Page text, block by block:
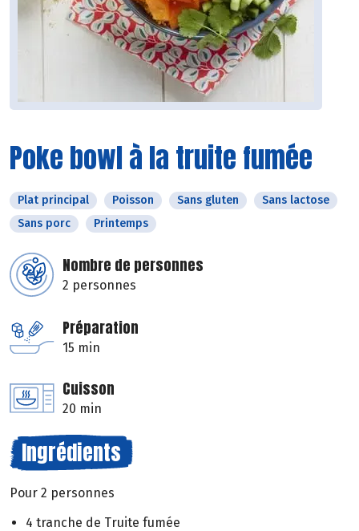
Poke bowl à la truite fumée
Plat principal Poisson Sans gluten
Sans lactose
Sans porc
Printemps
Nombre de personnes
2 personnes
Préparation
15 min
Cuisson
20 min
Ingrédients
Pour 2 personnes
4 tranche de Truite fumée